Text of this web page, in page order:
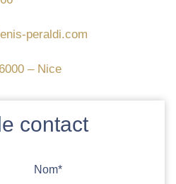
peraldi.com
– Nice
contact
Nom*